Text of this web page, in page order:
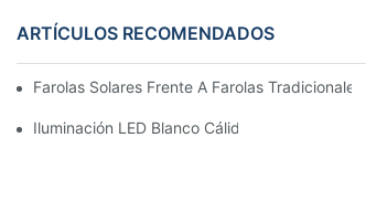
ARTÍCULOS RECOMENDADOS
Farolas Solares Frente A Farolas
Iluminación LED Blanco Cálido Vs. Blanco